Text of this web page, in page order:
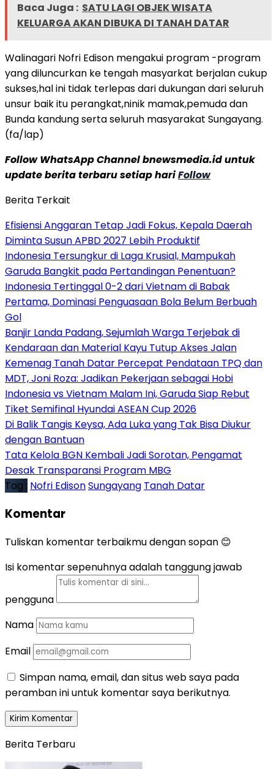
Baca Juga : SATU LAGI OBJEK WISATA
KELUARGA AKAN DIBUKA DI TANAH DATAR
Walinagari Nofri Edison mengakui program -program
yang diluncurkan ke tengah masyarkat berjalan cukup
sukses,hal ini tidak terlepas dari dukungan dari seluruh
unsur baik itu perangkat,ninik mamak,pemuda dan
Bunda kandung serta seluruh masyarakat Sungayang.
(fa/lap)
Follow WhatsApp Channel bnewsmedia.id untuk
update berita terbaru setiap hariFollow
Berita Terkait
Efisiensi Anggaran Tetap Jadi Fokus, Kepala Daerah
Diminta Susun APBD 2027 Lebih Produktif
Indonesia Tersungkur di Laga Krusial, Mampukah
Garuda Bangkit pada Pertandingan Penentuan?
Indonesia Tertinggal 0-2 dari Vietnam di Babak
Pertama, Dominasi Penguasaan Bola Belum Berbuah
Gol
Banjir Landa Padang, Sejumlah Warga Terjebak di
Kendaraan dan Material Kayu Tutup Akses Jalan
Kemenag Tanah Datar Percepat Pendataan TPQ dan
MDT, Joni Roza: Jadikan Pekerjaan sebagai Hobi
Indonesia vs Vietnam Malam Ini, Garuda Siap Rebut
Tiket Semifinal Hyundai ASEAN Cup 2026
Di Balik Tangis Keysa, Ada Luka yang Tak Bisa Diukur
dengan Bantuan
Tata Kelola BGN Kembali Jadi Sorotan, Pengamat
Desak Transparansi Program MBG
Tag : Nofri EdisonSungayang Tanah Datar
Komentar
Tuliskan komentar terbaikmu dengan sopan 😊
Isi komentar sepenuhnya adalah tanggung jawab
pengguna
Nama
Email
Simpan nama, email, dan situs web saya pada
peramban ini untuk komentar saya berikutnya.
Berita Terbaru